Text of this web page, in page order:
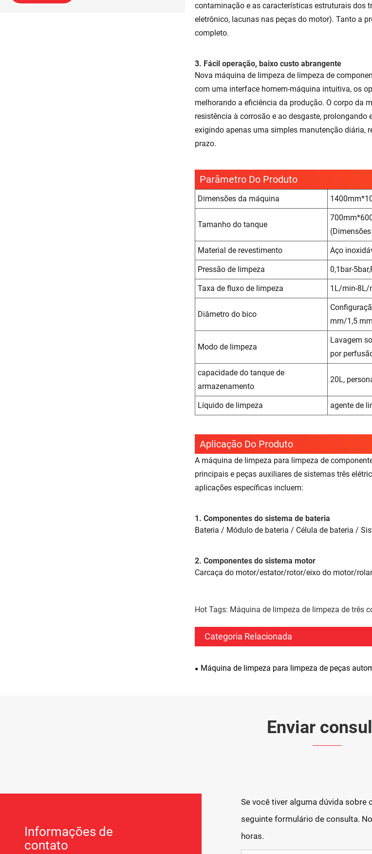
contaminação e as características estruturais dos
eletrônico, lacunas nas peças do motor). Tanto a
completo.
3. Fácil operação, baixo custo abrangente
Nova máquina de limpeza de limpeza de
com uma interface homem-máquina intuitiva, os
melhorando a eficiência da produção. O corpo da
resistência à corrosão e ao desgaste,
exigindo apenas uma simples manutenção diária,
prazo.
Parâmetro Do Produto
Dimensões da máquina
Tamanho do tanque
Material de revestimento Aço
Pressão de limpeza 0,1bar-
Taxa de fluxo de limpeza 1L/min-8L/
Diâmetro do bico
mm/1,5
Modo de limpeza
Lavagem
por
capacidade do tanque de
armazenamento
20L,
Líquido de limpeza agente de
Aplicação Do Produto
A máquina de limpeza para limpeza de
principais e peças auxiliares de sistemas três
aplicações específicas incluem:
1. Componentes do sistema de bateria
Bateria / Módulo de bateria / Célula de bateria /
2. Componentes do sistema motor
Carcaça do motor/estator/rotor/eixo do motor/
Hot Tags: Máquina de limpeza de limpeza de três
Categoria Relacionada
Máquina de limpeza para limpeza de peças
Enviar
Informações de
contato
Se você tiver alguma dúvida sobre
seguinte formulário de consulta.
horas.